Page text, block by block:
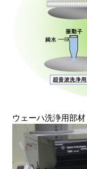
ウェーハ洗浄用部材